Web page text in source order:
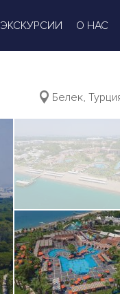
ЭКСКУРСИИ О НАС
Белек,